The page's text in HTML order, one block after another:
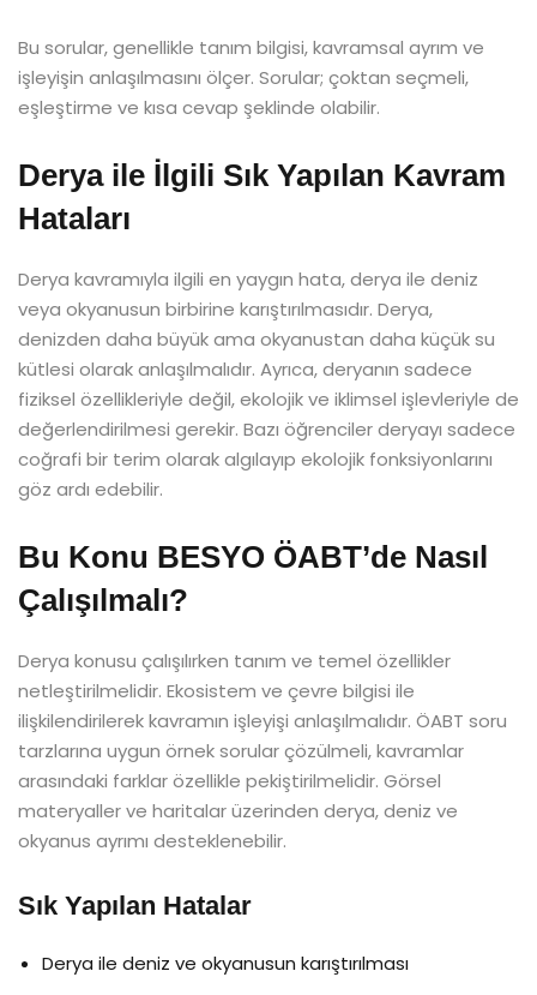
Bu sorular, genellikle tanım bilgisi, kavramsal ayrım ve
işleyişin anlaşılmasını ölçer. Sorular; çoktan seçmeli,
eşleştirme ve kısa cevap şeklinde olabilir.
Derya ile İlgili Sık Yapılan Kavram
Hataları
Derya kavramıyla ilgili en yaygın hata, derya ile deniz
veya okyanusun birbirine karıştırılmasıdır. Derya,
denizden daha büyük ama okyanustan daha küçük su
kütlesi olarak anlaşılmalıdır. Ayrıca, deryanın sadece
fiziksel özellikleriyle değil, ekolojik ve iklimsel işlevleriyle de
değerlendirilmesi gerekir. Bazı öğrenciler deryayı sadece
coğrafi bir terim olarak algılayıp ekolojik fonksiyonlarını
göz ardı edebilir.
Bu Konu BESYO ÖABT’de Nasıl
Çalışılmalı?
Derya konusu çalışılırken tanım ve temel özellikler
netleştirilmelidir. Ekosistem ve çevre bilgisi ile
ilişkilendirilerek kavramın işleyişi anlaşılmalıdır. ÖABT soru
tarzlarına uygun örnek sorular çözülmeli, kavramlar
arasındaki farklar özellikle pekiştirilmelidir. Görsel
materyaller ve haritalar üzerinden derya, deniz ve
okyanus ayrımı desteklenebilir.
Sık Yapılan Hatalar
Derya ile deniz ve okyanusun karıştırılması